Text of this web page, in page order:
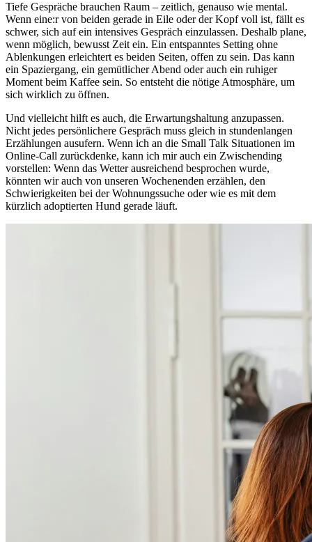
Tiefe Gespräche brauchen Raum – zeitlich, genauso wie mental.
Wenn eine:r von beiden gerade in Eile oder der Kopf voll ist, fällt es
schwer, sich auf ein intensives Gespräch einzulassen. Deshalb plane,
wenn möglich, bewusst Zeit ein. Ein entspanntes Setting ohne
Ablenkungen erleichtert es beiden Seiten, offen zu sein. Das kann
ein Spaziergang, ein gemütlicher Abend oder auch ein ruhiger
Moment beim Kaffee sein. So entsteht die nötige Atmosphäre, um
sich wirklich zu öffnen.
Und vielleicht hilft es auch, die Erwartungshaltung anzupassen.
Nicht jedes persönlichere Gespräch muss gleich in stundenlangen
Erzählungen ausufern. Wenn ich an die Small Talk Situationen im
Online-Call zurückdenke, kann ich mir auch ein Zwischending
vorstellen: Wenn das Wetter ausreichend besprochen wurde,
könnten wir auch von unseren Wochenenden erzählen, den
Schwierigkeiten bei der Wohnungssuche oder wie es mit dem
kürzlich adoptierten Hund gerade läuft.